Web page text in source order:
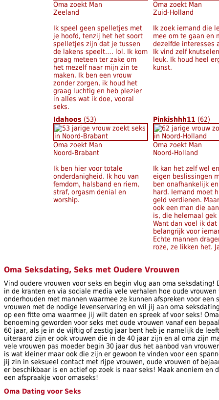
Oma zoekt Man
Zeeland
Ik speel geen spelletjes met
je hoofd, tenzij het het soort
spelletjes zijn dat je tussen
de lakens speelt…. lol. Ik kom
graag meteen ter zake om
het mezelf naar mijn zin te
maken. Ik ben een vrouw
zonder zorgen, ik houd het
graag luchtig en heb plezier
in alles wat ik doe, vooral
seks.
Oma zoekt Man
Zuid-Holland
Ik zoek iemand die
mee om te gaan en
dezelfde interesses
Ik vind zelf
leuk. Ik houd heel
kunst.
Idahoos (53)
Oma zoekt Man
Noord-Brabant
Ik ben hier voor totale
onderdanigheid. Ik hou van
femdom, halsband en riem,
straf, orgasm denial en
worship.
Pinkishhh11 (62)
Oma zoekt Man
Noord-Holland
Ik kan het zelf wel
eigen beslissingen
ben onafhankelijk
hard. Iemand moet
geld verdienen.
ook een man die
is, die helemaal gek
Want dan voel ik dat
belangrijk voor
Echte mannen
roze, ze likken het.
Oma Seksdating, Seks met Oudere Vrouwen
Vind oudere vrouwen voor seks en begin vlug aan oma seksdating!
in de kranten en via sociale media vele verhalen hoe oude
onderhouden met mannen waarmee ze kunnen afspreken voor een
vrouwen met de nodige levenservaring en wil jij aan oma
op een fitte oma waarmee jij wilt daten en spreek af voor seks!
benoeming geworden voor seks met oude vrouwen vanaf een
60 jaar, als je in de vijftig of zestig jaar bent heb je namelijk de
uiteraard zijn er ook vrouwen die in de 40 jaar zijn en al oma zijn
vele vrouwen pas moeder begin 30 jaar dus het aanbod van
is wat kleiner maar ook die zijn er gewoon te vinden voor een
jij zin in seksueel contact met rijpe vrouwen, oude vrouwen of
er beschikbaar is en actief op zoek is naar seks! Maak anoniem en
een afspraakje voor omaseks!
Oma Dating voor Seks